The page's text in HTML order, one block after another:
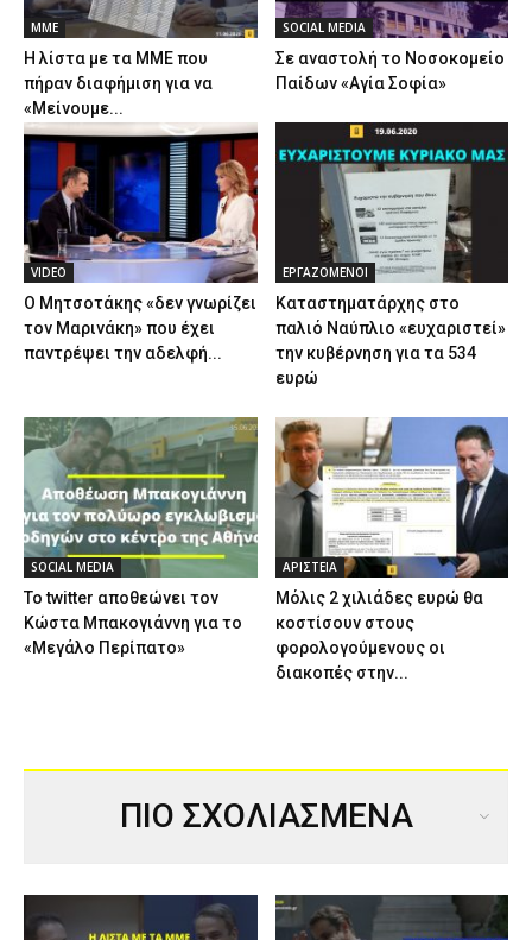
ΜΜΕ
Η λίστα με τα ΜΜΕ που
πήραν διαφήμιση για να
«Μείνουμε...
SOCIAL MEDIA
Σε αναστολή το Νοσοκομείο
Παίδων «Αγία Σοφία»
VIDEO
Ο Μητσοτάκης «δεν γνωρίζει
τον Μαρινάκη» που έχει
παντρέψει την αδελφή...
ΕΡΓΑΖΟΜΕΝΟΙ
Καταστηματάρχης στο
παλιό Ναύπλιο «ευχαριστεί»
την κυβέρνηση για τα 534
ευρώ
SOCIAL MEDIA
Το twitter αποθεώνει τον
Κώστα Μπακογιάννη για το
«Μεγάλο Περίπατο»
ΑΡΙΣΤΕΙΑ
Μόλις 2 χιλιάδες ευρώ θα
κοστίσουν στους
φορολογούμενους οι
διακοπές στην...
ΠΙΟ ΣΧΟΛΙΑΣΜΕΝΑ